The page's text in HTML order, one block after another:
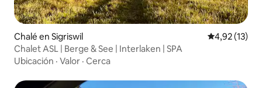
Chalé en Sigriswil Calificación
4,92 (13)
Chalet ASL | Berge & See | Interlaken | SPA
Ubicación · Valor · Cerca